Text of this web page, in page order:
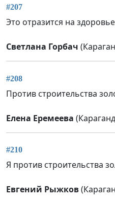
#207
Это отразится на
Светлана Горбач
#208
Против строительства
Елена Еремеева
#210
Я против строительства
Евгений Рыжков